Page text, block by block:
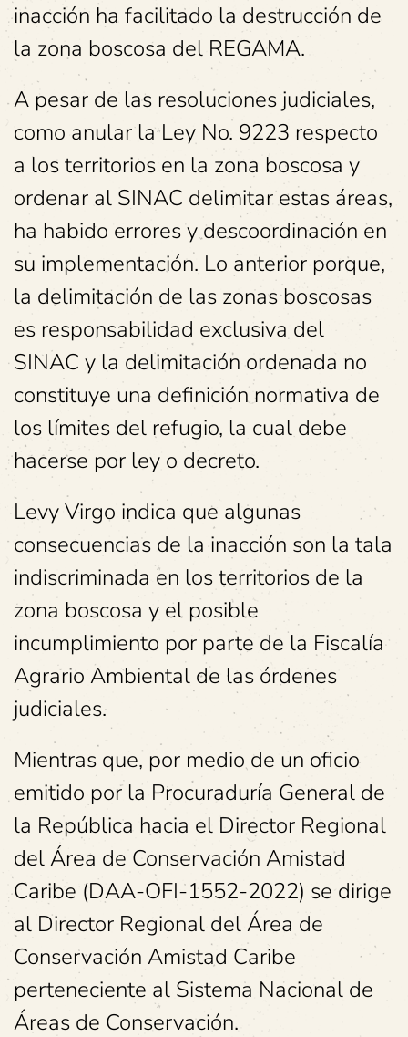
inacción ha facilitado la destrucción de
la zona boscosa del REGAMA.
A pesar de las resoluciones judiciales,
como anular la Ley No. 9223 respecto
a los territorios en la zona boscosa y
ordenar al SINAC delimitar estas áreas,
ha habido errores y descoordinación en
su implementación. Lo anterior porque,
la delimitación de las zonas boscosas
es responsabilidad exclusiva del
SINAC y la delimitación ordenada no
constituye una definición normativa de
los límites del refugio, la cual debe
hacerse por ley o decreto.
Levy Virgo indica que algunas
consecuencias de la inacción son la tala
indiscriminada en los territorios de la
zona boscosa y el posible
incumplimiento por parte de la Fiscalía
Agrario Ambiental de las órdenes
judiciales.
Mientras que, por medio de un oficio
emitido por la Procuraduría General de
la República hacia el Director Regional
del Área de Conservación Amistad
Caribe (DAA-OFI-1552-2022) se dirige
al Director Regional del Área de
Conservación Amistad Caribe
perteneciente al Sistema Nacional de
Áreas de Conservación.